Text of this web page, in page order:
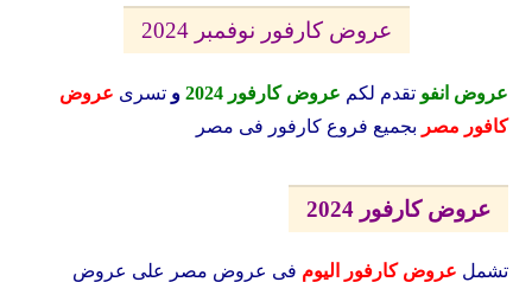
عروض كارفور نوفمبر 2024
عروض انفو تقدم لكم عروض كارفور 2024 و تسرى عروض
كافور مصر بجميع فروع كارفور فى مصر
عروض كارفور 2024
تشمل عروض كارفور اليوم فى عروض مصر على عروض